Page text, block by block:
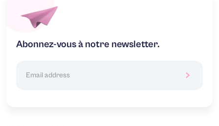
Abonnez-vous à notre newsletter.